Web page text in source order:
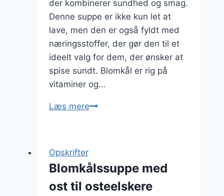
der kombinerer sundhed og smag.
Denne suppe er ikke kun let at
lave, men den er også fyldt med
næringsstoffer, der gør den til et
ideelt valg for dem, der ønsker at
spise sundt. Blomkål er rig på
vitaminer og…
Læs mereBlomkålssuppe
mulighed
Opskrifter
Blomkålssuppe med
ost til osteelskere